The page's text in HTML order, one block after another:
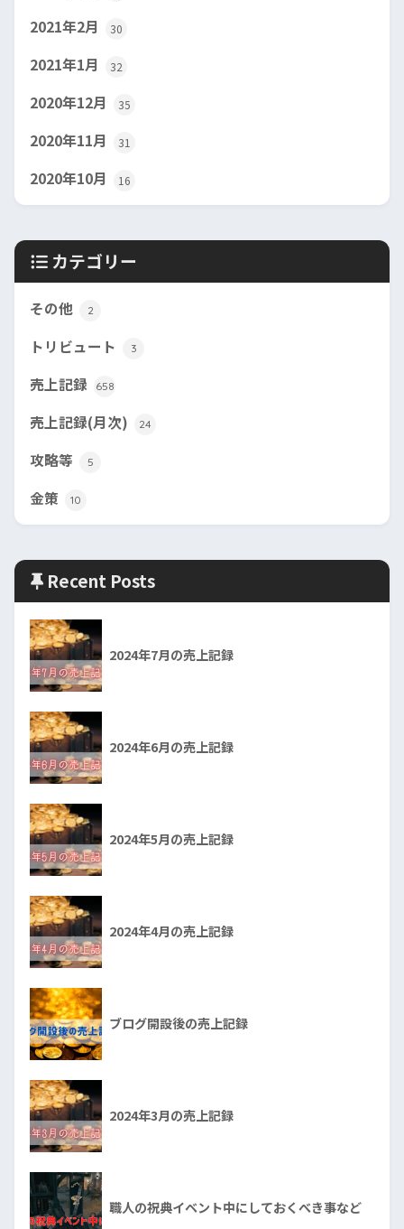
2021年2月 30
2021年1月 32
2020年12月 35
2020年11月 31
2020年10月 16
カテゴリー
その他 2
トリビュート 3
売上記録 658
売上記録(月次) 24
攻略等 5
金策 10
Recent Posts
2024年7月の売上記録
2024年6月の売上記録
2024年5月の売上記録
2024年4月の売上記録
ブログ開設後の売上記録
2024年3月の売上記録
職人の祝典イベント中にしておくべき事など